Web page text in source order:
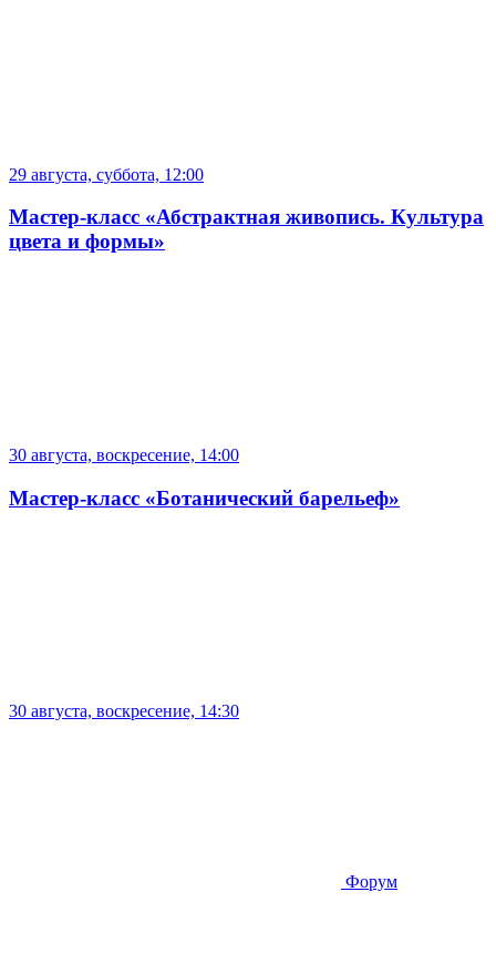
29 августа, суббота, 12:00
Мастер-класс «Абстрактная живопись. Культура
цвета и формы»
30 августа, воскресение, 14:00
Мастер-класс «Ботанический барельеф»
30 августа, воскресение, 14:30
Форум